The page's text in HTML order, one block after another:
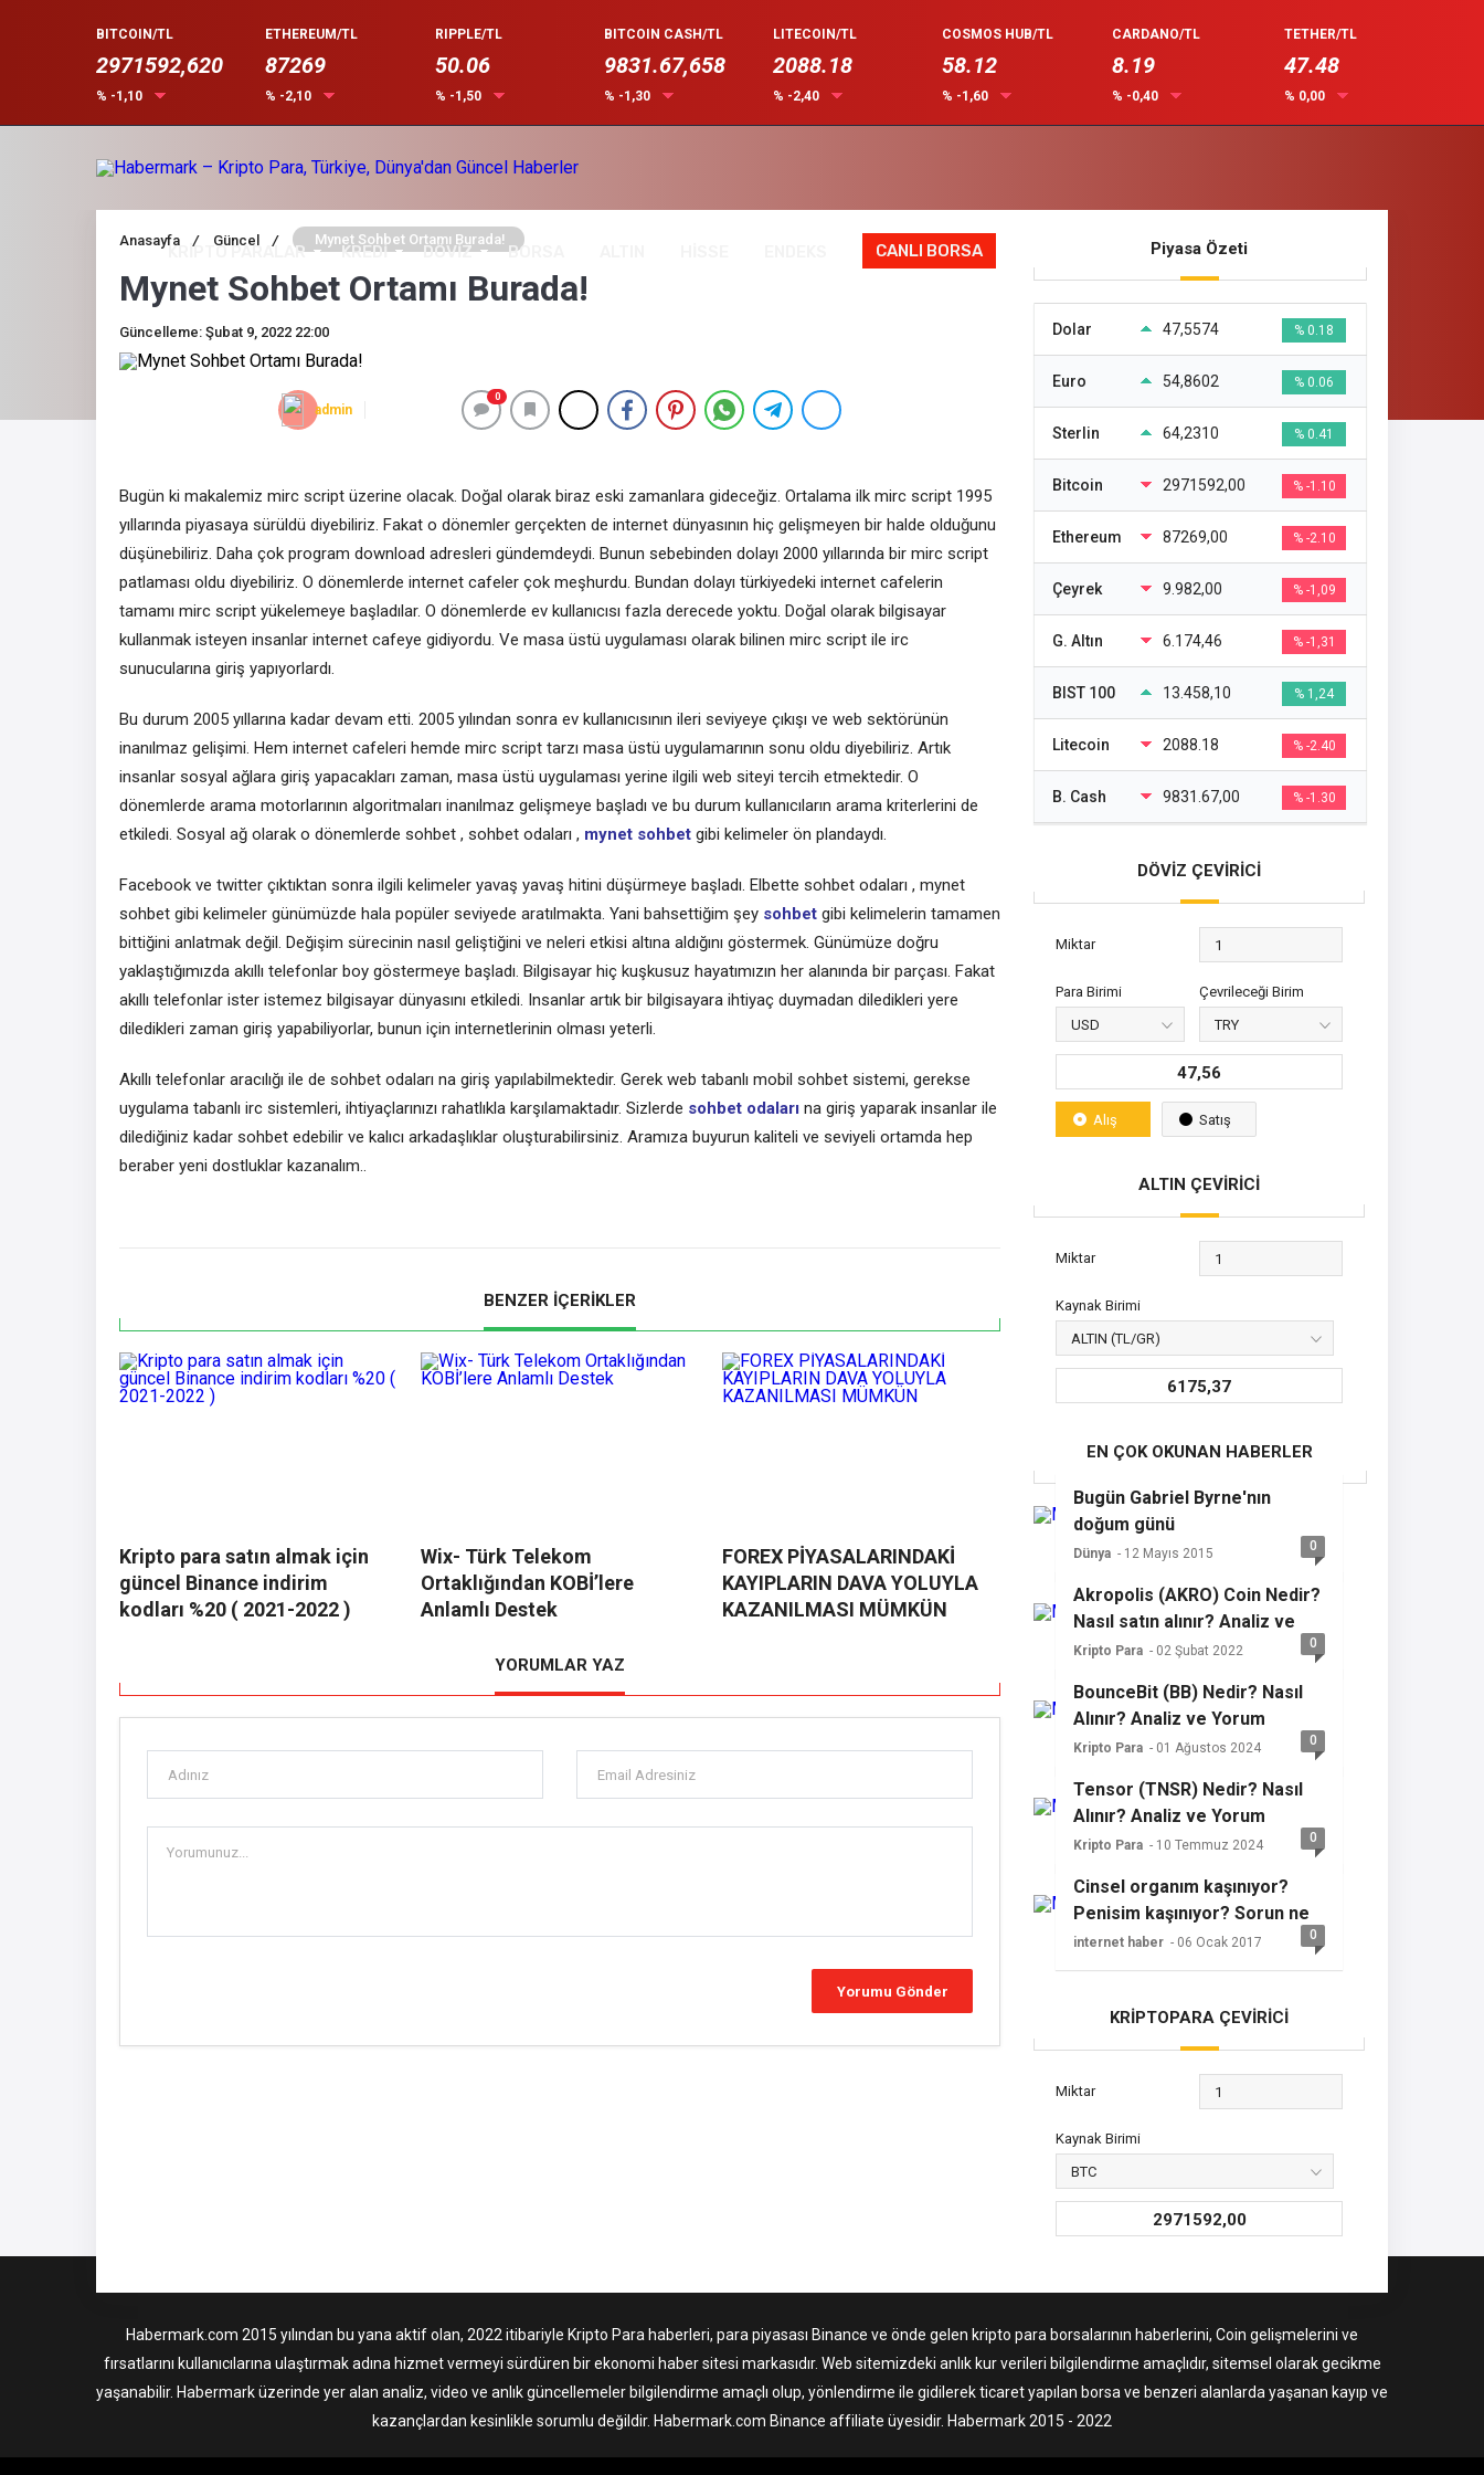
BITCOIN/TL
2971592,620
% -1,10
ETHEREUM/TL
87269
% -2,10
RIPPLE/TL
50.06
% -1,50
BITCOIN CASH/TL
9831.67,658
% -1,30
LITECOIN/TL
2088.18
% -2,40
COSMOS HUB/TL
58.12
% -1,60
CARDANO/TL
8.19
% -0,40
TETHER/TL
47.48
% 0,00
KRİPTO PARALAR KREDİ DÖVİZ BORSA CANLI BORSA
Anasayfa / Güncel / Mynet Sohbet Ortamı Burada!
Mynet Sohbet Ortamı Burada!
Güncelleme: Şubat 9, 2022 22:00
admin
0
Bugün ki makalemiz mirc script üzerine olacak. Doğal olarak biraz eski zamanlara gideceğiz. Ortalama ilk mirc script 1995
yıllarında piyasaya sürüldü diyebiliriz. Fakat o dönemler gerçekten de internet dünyasının hiç gelişmeyen bir halde olduğunu
düşünebiliriz. Daha çok program download adresleri gündemdeydi. Bunun sebebinden dolayı 2000 yıllarında bir mirc script
patlaması oldu diyebiliriz. O dönemlerde internet cafeler çok meşhurdu. Bundan dolayı türkiyedeki internet cafelerin
tamamı mirc script yükelemeye başladılar. O dönemlerde ev kullanıcısı fazla derecede yoktu. Doğal olarak bilgisayar
kullanmak isteyen insanlar internet cafeye gidiyordu. Ve masa üstü uygulaması olarak bilinen mirc script ile irc
sunucularına giriş yapıyorlardı.
Bu durum 2005 yıllarına kadar devam etti. 2005 yılından sonra ev kullanıcısının ileri seviyeye çıkışı ve web sektörünün
inanılmaz gelişimi. Hem internet cafeleri hemde mirc script tarzı masa üstü uygulamarının sonu oldu diyebiliriz. Artık
insanlar sosyal ağlara giriş yapacakları zaman, masa üstü uygulaması yerine ilgili web siteyi tercih etmektedir. O
dönemlerde arama motorlarının algoritmaları inanılmaz gelişmeye başladı ve bu durum kullanıcıların arama kriterlerini de
etkiledi. Sosyal ağ olarak o dönemlerde sohbet , sohbet odaları , mynet sohbet gibi kelimeler ön plandaydı.
Facebook ve twitter çıktıktan sonra ilgili kelimeler yavaş yavaş hitini düşürmeye başladı. Elbette sohbet odaları , mynet
sohbet gibi kelimeler günümüzde hala popüler seviyede aratılmakta. Yani bahsettiğim şey sohbet gibi kelimelerin tamamen
bittiğini anlatmak değil. Değişim sürecinin nasıl geliştiğini ve neleri etkisi altına aldığını göstermek. Günümüze doğru
yaklaştığımızda akıllı telefonlar boy göstermeye başladı. Bilgisayar hiç kuşkusuz hayatımızın her alanında bir parçası. Fakat
akıllı telefonlar ister istemez bilgisayar dünyasını etkiledi. Insanlar artık bir bilgisayara ihtiyaç duymadan diledikleri yere
diledikleri zaman giriş yapabiliyorlar, bunun için internetlerinin olması yeterli.
Akıllı telefonlar aracılığı ile de sohbet odaları na giriş yapılabilmektedir. Gerek web tabanlı mobil sohbet sistemi, gerekse
uygulama tabanlı irc sistemleri, ihtiyaçlarınızı rahatlıkla karşılamaktadır. Sizlerde sohbet odaları na giriş yaparak insanlar ile
dilediğiniz kadar sohbet edebilir ve kalıcı arkadaşlıklar oluşturabilirsiniz. Aramıza buyurun kaliteli ve seviyeli ortamda hep
beraber yeni dostluklar kazanalım..
BENZER İÇERİKLER
Kripto para satın almak için
güncel Binance indirim
kodları %20 ( 2021-2022 )
Wix- Türk Telekom
Ortaklığından KOBİ’lere
Anlamlı Destek
FOREX PİYASALARINDAKİ
KAYIPLARIN DAVA YOLUYLA
KAZANILMASI MÜMKÜN
YORUMLAR YAZ
Piyasa Özeti
Dolar 47,5574 % 0.18
Euro 54,8602 % 0.06
Sterlin 64,2310 % 0.41
Bitcoin 2971592,00 % -1.10
Ethereum 87269,00 % -2.10
Çeyrek 9.982,00 % -1,09
G. Altın 6.174,46 % -1,31
BIST 100 13.458,10 % 1,24
Litecoin 2088.18 % -2.40
B. Cash 9831.67,00 % -1.30
DÖVİZ ÇEVİRİCİ
Miktar
Para Birimi Çevrileceği Birim
47,56
Alış Satış
ALTIN ÇEVİRİCİ
Miktar
Kaynak Birimi
6175,37
EN ÇOK OKUNAN HABERLER
Bugün Gabriel Byrne'nın
doğum günü
Dünya - 12 Mayıs 2015 0
Akropolis (AKRO) Coin Nedir?
Nasıl satın alınır? Analiz ve
yorum
Kripto Para - 02 Şubat 2022 0
BounceBit (BB) Nedir? Nasıl
Alınır? Analiz ve Yorum
Kripto Para - 01 Ağustos 2024 0
Tensor (TNSR) Nedir? Nasıl
Alınır? Analiz ve Yorum
Kripto Para - 10 Temmuz 2024 0
Cinsel organım kaşınıyor?
Penisim kaşınıyor? Sorun ne
olabilir?
internet haber - 06 Ocak 2017 0
KRİPTOPARA ÇEVİRİCİ
Miktar
Kaynak Birimi
2971592,00
Habermark.com 2015 yılından bu yana aktif olan, 2022 itibariyle Kripto Para haberleri, para piyasası Binance ve önde gelen kripto para borsalarının haberlerini, Coin gelişmelerini ve
fırsatlarını kullanıcılarına ulaştırmak adına hizmet vermeyi sürdüren bir ekonomi haber sitesi markasıdır. Web sitemizdeki anlık kur verileri bilgilendirme amaçlıdır, sitemsel olarak gecikme
yaşanabilir. Habermark üzerinde yer alan analiz, video ve anlık güncellemeler bilgilendirme amaçlı olup, yönlendirme ile gidilerek ticaret yapılan borsa ve benzeri alanlarda yaşanan kayıp ve
kazançlardan kesinlikle sorumlu değildir. Habermark.com Binance affiliate üyesidir. Habermark 2015 - 2022